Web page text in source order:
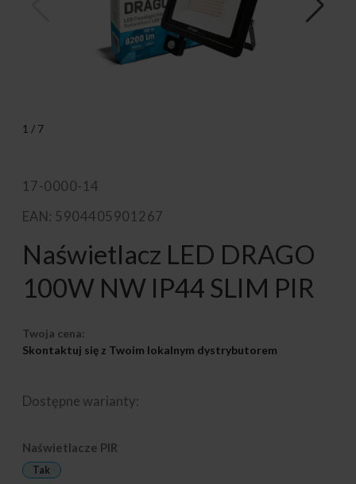
1 / 7
17-0000-14
EAN: 5904405901267
Naświetlacz LED DRAGO
100W NW IP44 SLIM PIR
Twoja cena:
Skontaktuj się z Twoim lokalnym dystrybutorem
Dostępne warianty:
Naświetlacze PIR
Tak